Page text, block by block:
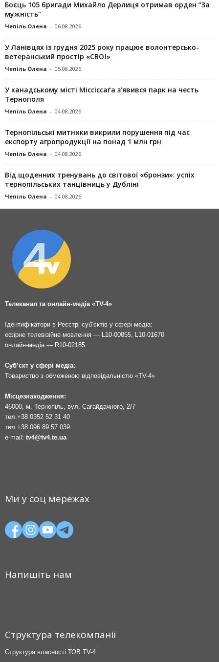
Боєць 105 бригади Михайло Дерлиця отримав орден “За
мужність”
Чепіль Олена - 06.08.2026
У Ланівцях із грудня 2025 року працює волонтерсько-
ветеранський простір «СВОЇ»
Чепіль Олена - 05.08.2026
У канадському місті Міссіссаґа з’явився парк на честь
Тернополя
Чепіль Олена - 04.08.2026
Тернопільські митники викрили порушення під час
експорту агропродукції на понад 1 млн грн
Чепіль Олена - 04.08.2026
Від щоденних тренувань до світової «бронзи»: успіх
тернопільських танцівниць у Дубліні
Чепіль Олена - 04.08.2026
Телеканал та онлайн-медіа «TV-4»
Ідентифікатори в Реєстрі суб’єктів у сфері медіа:
ефірне телевізійне мовлення — L10-00855, L10-01670
онлайн-медіа — R10-02185
Суб’єкт у сфері медіа:
Товариство з обмеженою відповідальністю «TV-4»
Місцезнаходження:
46000, м. Тернопіль, вул. Сагайдачного, 2/7
тел. +38 0352 52 31 40
тел. +38 096 89 57 039
e-mail: tv4@tv4.te.ua
Ми у соц мережах
Напишіть нам
Структура телекомпанії
Структура власності ТОВ TV-4